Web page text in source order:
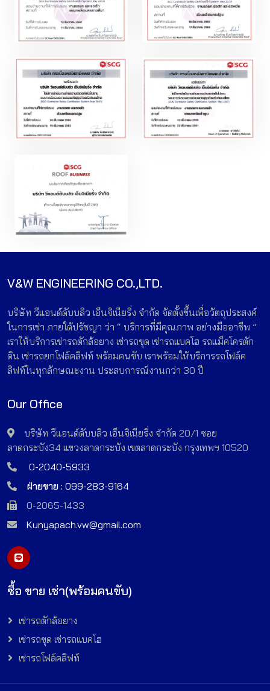
V&W ENGINEERING CO.,LTD.
บริษัท วีแอนด์ดับบลิว เอ็นจิเนียริ่ง จำกัด จัดตั้งขึ้นเพื่อวัตถุประสงค์
ในการเช่า ภายใต้ปรัชญา ว่า “ บริการที่มีคุณภาพ อย่างมืออาชีพ ”
เราให้บริการเช่ารถตักล้อยาง เช่ารถขุด เช่ารถแบคโฮ รถแม็คโครตัก
ดิน เช่ารถยกโฟล์คลิฟท์ พร้อมคนขับ เราพร้อมให้บริการรถโฟล์ค
ลิฟท์ในทุกลักษณะงาน ประสบการณ์งานกว่า 30 ปี
Our Office
บริษัท วีแอนด์ดับบลิว เอ็นจิเนียริ่ง จำกัด 20/1 ซอย
ลาดกระบัง34 แขวงลาดกระบัง เขตลาดกระบัง กรุงเทพฯ 10520
0-2040-5933
ฝ่ายขาย : 099-283-9164
0-2065-1433
Kunyapach.vw@gmail.com
ซื้อ ขาย เช่า(พร้อมคนขับ)
เช่ารถตักล้อยาง
เช่ารถขุด เช่ารถแบคโฮ
เช่ารถโฟล์คลิฟท์